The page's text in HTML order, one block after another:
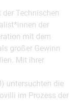
Technischen
der
mit dem
großer Gewinn
Mit ihrer
untersuchten die
im Prozess der